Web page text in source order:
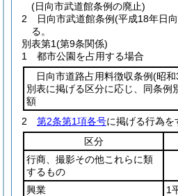
(日向市武道館条例の廃止)
2
日向市武道館条例(平成18年日
る。
別表第1(第9条関係)
1 都市公園を占用する場合
日向市道路占用料徴収条例(昭和
別表に掲げる区分に応じ、同条例
額
2 第2条第1項各号に掲げる行為を
区分
行商、撮影その他これらに類
するもの
興業
1